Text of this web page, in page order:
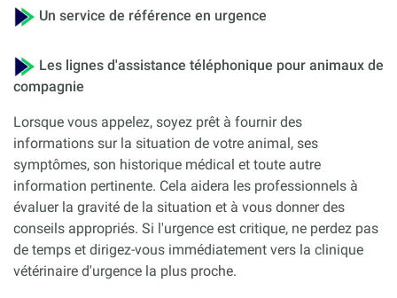
Un service de référence en urgence
Les lignes d'assistance téléphonique pour animaux de
compagnie
Lorsque vous appelez, soyez prêt à fournir des
informations sur la situation de votre animal, ses
symptômes, son historique médical et toute autre
information pertinente. Cela aidera les professionnels à
évaluer la gravité de la situation et à vous donner des
conseils appropriés. Si l'urgence est critique, ne perdez pas
de temps et dirigez-vous immédiatement vers la clinique
vétérinaire d'urgence la plus proche.